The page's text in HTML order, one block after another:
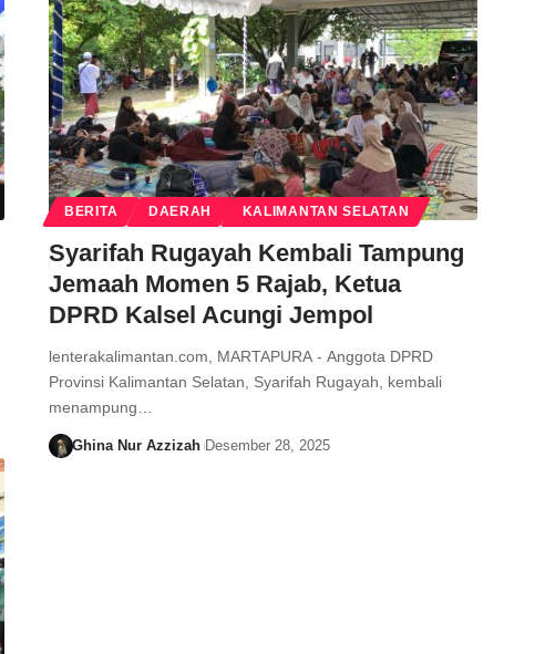
BERITA DAERAH KALIMANTAN SELATAN
Syarifah Rugayah Kembali Tampung
Jemaah Momen 5 Rajab, Ketua
DPRD Kalsel Acungi Jempol
lenterakalimantan.com, MARTAPURA - Anggota DPRD
Provinsi Kalimantan Selatan, Syarifah Rugayah, kembali
menampung…
Ghina Nur Azzizah Desember 28, 2025